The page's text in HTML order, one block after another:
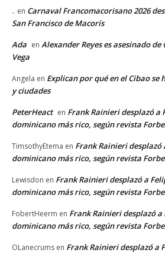
.. en Carnaval Francomacorisano 2026
San Francisco de Macorís
Ada en Alexander Reyes es asesinado
Vega
Angela en Explican por qué en el Cibao se
y ciudades
PeterHeact en Frank Rainieri desplazó a
dominicano más rico, según revista
TimsothyEtema en Frank Rainieri desplazó
dominicano más rico, según revista
Lewisdon en Frank Rainieri desplazó a
dominicano más rico, según revista
FobertHeerm en Frank Rainieri desplazó a
dominicano más rico, según revista
OLanecrums en Frank Rainieri desplazó a